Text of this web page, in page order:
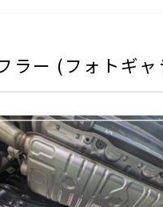
ラー (フォトギャ